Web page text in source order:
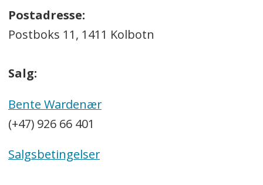
Postadresse:
Postboks 11, 1411 Kolbotn
Salg:
Bente Wardenær
(+47) 926 66 401
Salgsbetingelser